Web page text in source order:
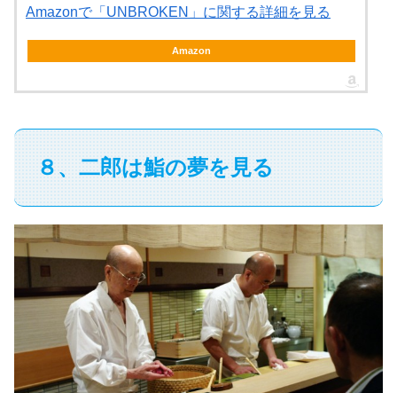
Amazonで「UNBROKEN」に関する詳細を見る
Amazon
８、二郎は鮨の夢を見る